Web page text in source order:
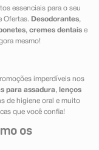
essenciais para o seu
Ofertas. Desodorantes,
, cremes dentaise
mesmo!
imperdíveis nos
para assadura,
lenços
de higiene oral e muito
que você confia!
os